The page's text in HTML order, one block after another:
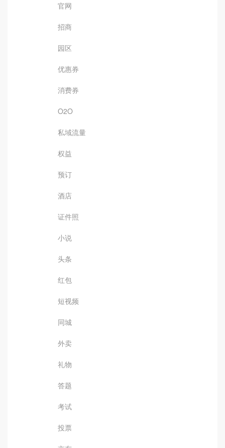
官网
招商
园区
优惠券
消费券
O2O
私域流量
权益
预订
酒店
证件照
小说
头条
红包
短视频
同城
外卖
礼物
答题
考试
投票